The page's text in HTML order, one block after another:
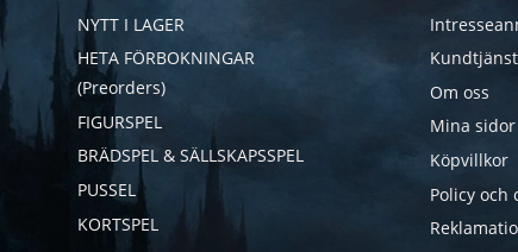
NYTT I LAGER
HETA FÖRBOKNINGAR
(Preorders)
FIGURSPEL
BRÄDSPEL & SÄLLSKAPSSPEL
PUSSEL
KORTSPEL
Kundtjänst
Om oss
Mina sidor
Köpvillkor
Policy och